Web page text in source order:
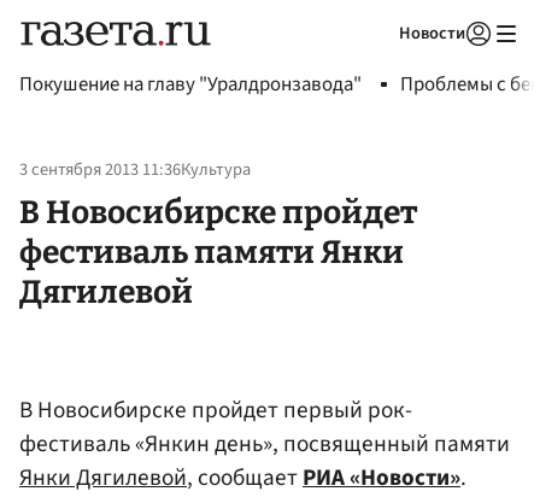
Новости
Покушение на главу "Уралдронзавода" Проблемы с
3 сентября 2013 11:36Культура
В Новосибирске пройдет
фестиваль памяти Янки
Дягилевой
В Новосибирске пройдет первый рок-
фестиваль «Янкин день», посвященный памяти
Янки Дягилевой, сообщаетРИА «Новости».